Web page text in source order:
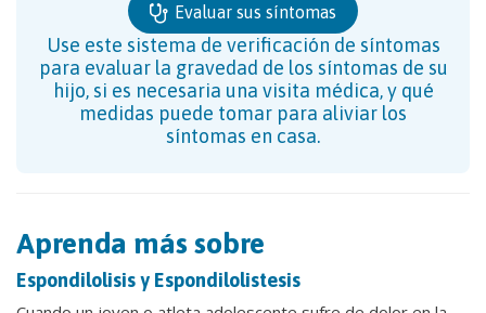
Evaluar sus síntomas
Use este sistema de verificación de síntomas
para evaluar la gravedad de los síntomas de su
hijo, si es necesaria una visita médica, y qué
medidas puede tomar para aliviar los
síntomas en casa.
Aprenda más sobre
Espondilolisis y Espondilolistesis